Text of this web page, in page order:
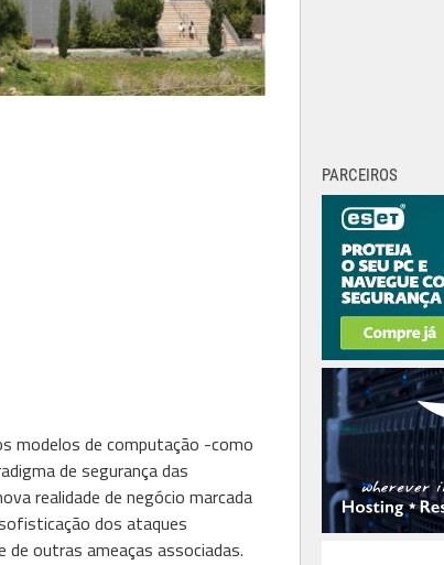
modelos de computação -como
de segurança das
realidade de negócio marcada
dos ataques
de outras ameaças associadas.
PARCEIROS